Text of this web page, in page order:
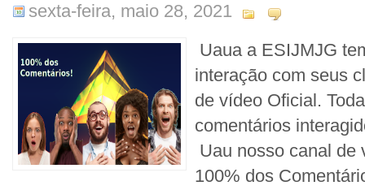
sexta-feira, maio 28, 2021
Uaua a ESIJMJG
interação com seus
de vídeo Oficial.
comentários
Uau nosso canal de
100% dos